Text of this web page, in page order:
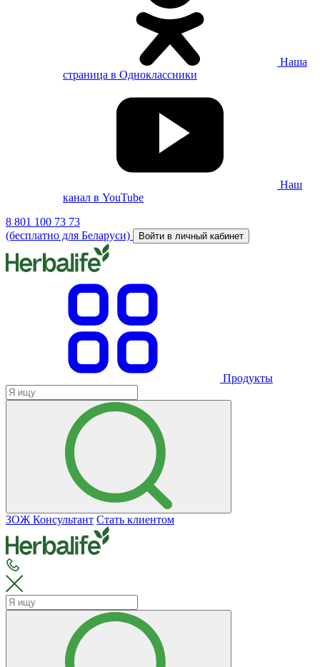
Наша
страница в Одноклассники
Наш
канал в YouTube
8 801 100 73 73
(бесплатно для Беларуси)
Войти в личный кабинет
Продукты
ЗОЖ Консультант Стать клиентом